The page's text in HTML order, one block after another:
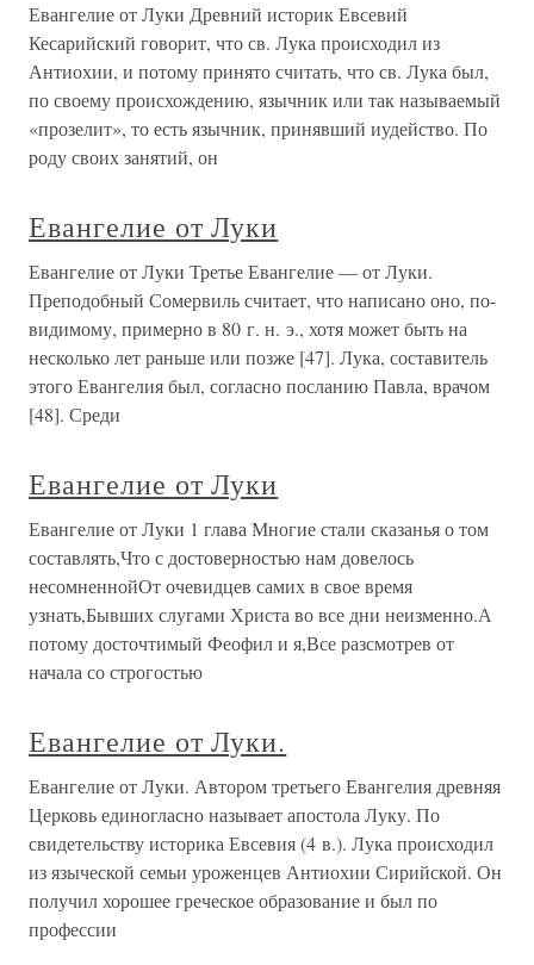
Евангелие от Луки Древний историк Евсевий
Кесарийский говорит, что св. Лука происходил из
Антиохии, и потому принято считать, что св. Лука был,
по своему происхождению, язычник или так называемый
«прозелит», то есть язычник, принявший иудейство. По
роду своих занятий, он
Евангелие от Луки
Евангелие от Луки Третье Евангелие — от Луки.
Преподобный Сомервиль считает, что написано оно, по-
видимому, примерно в 80 г. н. э., хотя может быть на
несколько лет раньше или позже [47]. Лука, составитель
этого Евангелия был, согласно посланию Павла, врачом
[48]. Среди
Евангелие от Луки
Евангелие от Луки 1 глава Многие стали сказанья о том
составлять,Что с достоверностью нам довелось
несомненнойОт очевидцев самих в свое время
узнать,Бывших слугами Христа во все дни неизменно.А
потому досточтимый Феофил и я,Все разсмотрев от
начала со строгостью
Евангелие от Луки.
Евангелие от Луки. Автором третьего Евангелия древняя
Церковь единогласно называет апостола Луку. По
свидетельству историка Евсевия (4 в.). Лука происходил
из языческой семьи уроженцев Антиохии Сирийской. Он
получил хорошее греческое образование и был по
профессии